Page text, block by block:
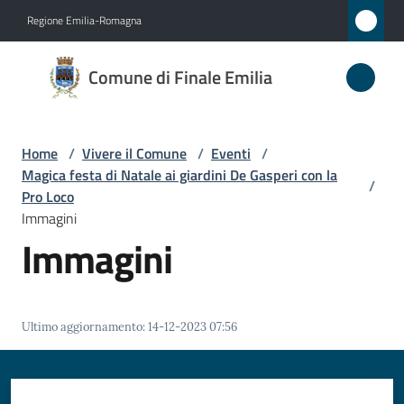
Regione Emilia-Romagna
Comune di Finale Emilia
Comune
di
Emilia
Amministrazione
Novità
Servizi
Home / Vivere il Comune / Eventi /
Magica festa di Natale ai giardini De Gasperi con la
Pro Loco
/
Immagini
Immagini
Ultimo aggiornamento:14-12-2023 07:56